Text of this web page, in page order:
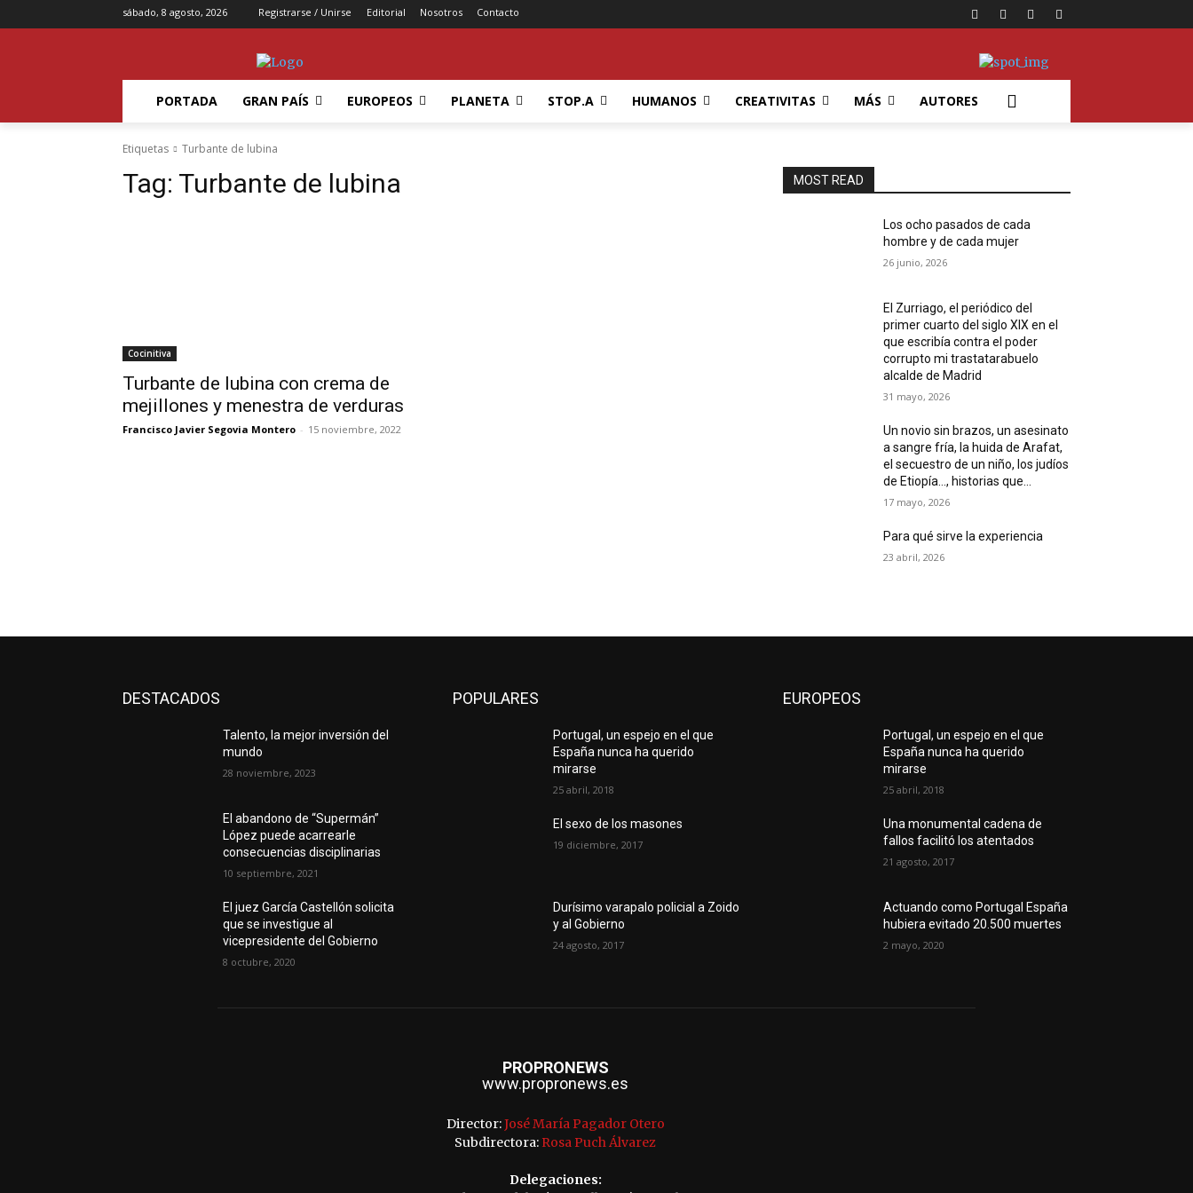
sábado, 8 agosto, 2026 Registrarse / Unirse Editorial Nosotros Contacto
PORTADA GRAN PAÍS EUROPEOS PLANETA STOP.A HUMANOS CREATIVITAS MÁS AUTORES
Etiquetas Turbante de lubina
Tag: Turbante de lubina
Cocinitiva
Turbante de lubina con crema de
mejillones y menestra de verduras
Francisco Javier Segovia Montero - 15 noviembre, 2022
MOST READ
Los ocho pasados de cada
hombre y de cada mujer
26 junio, 2026
El Zurriago, el periódico del
primer cuarto del siglo XIX en el
que escribía contra el poder
corrupto mi trastatarabuelo
alcalde de Madrid
31 mayo, 2026
Un novio sin brazos, un asesinato
a sangre fría, la huida de Arafat,
el secuestro de un niño, los judíos
de Etiopía…, historias que...
17 mayo, 2026
Para qué sirve la experiencia
23 abril, 2026
DESTACADOS
Talento, la mejor inversión del
mundo
28 noviembre, 2023
El abandono de “Supermán”
López puede acarrearle
consecuencias disciplinarias
10 septiembre, 2021
El juez García Castellón solicita
que se investigue al
vicepresidente del Gobierno
8 octubre, 2020
POPULARES
Portugal, un espejo en el que
España nunca ha querido
mirarse
25 abril, 2018
El sexo de los masones
19 diciembre, 2017
Durísimo varapalo policial a Zoido
y al Gobierno
24 agosto, 2017
EUROPEOS
Portugal, un espejo en el que
España nunca ha querido
mirarse
25 abril, 2018
Una monumental cadena de
fallos facilitó los atentados
21 agosto, 2017
Actuando como Portugal España
hubiera evitado 20.500 muertes
2 mayo, 2020
PROPRONEWS
www.propronews.es
Director:José María Pagador Otero
Subdirectora: Rosa Puch Álvarez
Delegaciones: